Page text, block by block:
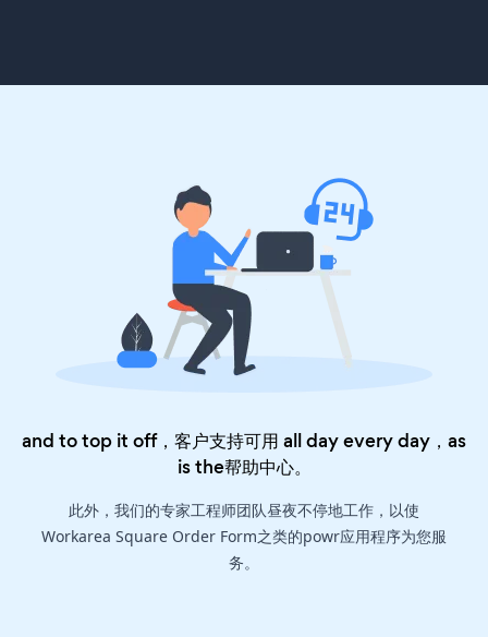
and to top it off，客户支持可用 all day every day，as
is the帮助中心。
此外，我们的专家工程师团队昼夜不停地工作，以使
Workarea Square Order Form之类的powr应用程序为您服
务。